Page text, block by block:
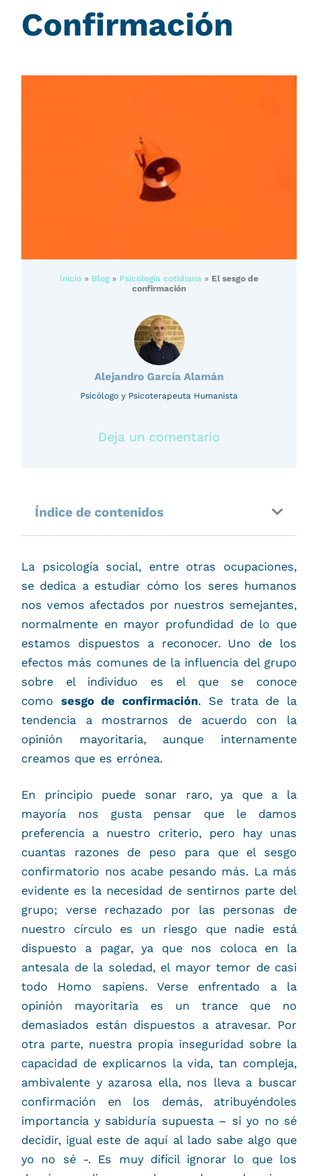
Confirmación
Inicio » Blog» Psicología cotidiana » El sesgo de
confirmación
Alejandro García Alamán
Psicólogo y Psicoterapeuta Humanista
Deja un comentario
Índice de contenidos
La psicología social, entre otras ocupaciones,
se dedica a estudiar cómo los seres humanos
nos vemos afectados por nuestros semejantes,
normalmente en mayor profundidad de lo que
estamos dispuestos a reconocer. Uno de los
efectos más comunes de la influencia del grupo
sobre el individuo es el que se conoce
como sesgo de confirmación. Se trata de la
tendencia a mostrarnos de acuerdo con la
opinión mayoritaria, aunque internamente
creamos que es errónea.
En principio puede sonar raro, ya que a la
mayoría nos gusta pensar que le damos
preferencia a nuestro criterio, pero hay unas
cuantas razones de peso para que el sesgo
confirmatorio nos acabe pesando más. La más
evidente es la necesidad de sentirnos parte del
grupo; verse rechazado por las personas de
nuestro círculo es un riesgo que nadie está
dispuesto a pagar, ya que nos coloca en la
antesala de la soledad, el mayor temor de casi
todo Homo sapiens. Verse enfrentado a la
opinión mayoritaria es un trance que no
demasiados están dispuestos a atravesar. Por
otra parte, nuestra propia inseguridad sobre la
capacidad de explicarnos la vida, tan compleja,
ambivalente y azarosa ella, nos lleva a buscar
confirmación en los demás, atribuyéndoles
importancia y sabiduría supuesta – si yo no sé
decidir, igual este de aquí al lado sabe algo que
yo no sé -. Es muy difícil ignorar lo que los